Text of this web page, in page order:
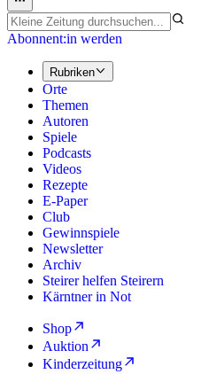
Abonnent:in werden
Rubriken
Orte
Themen
Autoren
Spiele
Podcasts
Videos
Rezepte
E-Paper
Club
Gewinnspiele
Newsletter
Archiv
Steirer helfen Steirern
Kärntner in Not
Shop
Auktion
Kinderzeitung